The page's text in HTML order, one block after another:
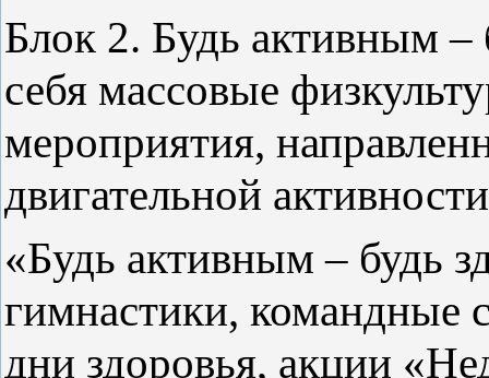
Блок 2. Будь активным –
себя массовые
мероприятия,
двигательной
«Будь активным – будь
гимнастики, командные
дни здоровья, акции